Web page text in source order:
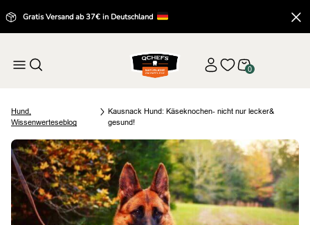
Gratis Versand ab 37€ in Deutschland
0
Hund,
Wissenwerteseblog
Kausnack Hund: Käseknochen- nicht nur lecker&
gesund!